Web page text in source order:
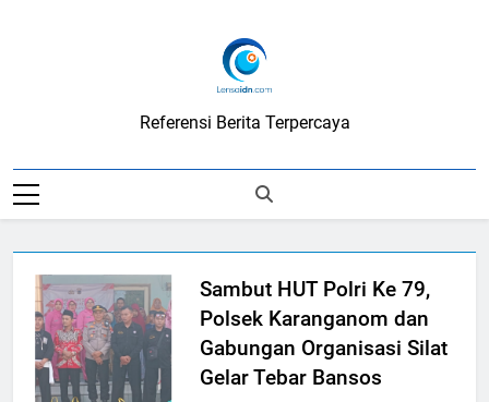
LensaIDN
Referensi Berita Terpercaya
Sambut HUT Polri Ke 79,
Polsek Karanganom dan
Gabungan Organisasi Silat
Gelar Tebar Bansos